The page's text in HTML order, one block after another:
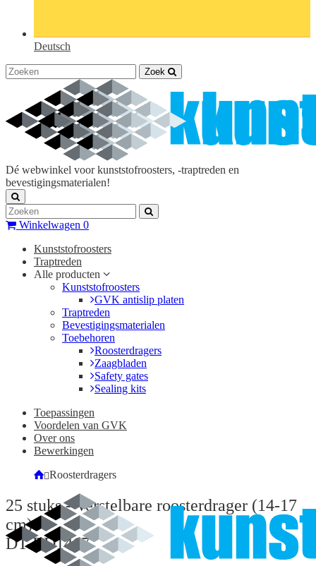
Deutsch
Zoek
Dé webwinkel voor kunststofroosters, -traptreden en
bevestigingsmaterialen!
Winkelwagen 0
Kunststofroosters
Traptreden
Alle producten
Kunststofroosters
GVK antislip platen
Traptreden
Bevestigingsmaterialen
Toebehoren
Roosterdragers
Zaagbladen
Safety gates
Sealing kits
Toepassingen
Voordelen van GVK
Over ons
Bewerkingen
Roosterdragers
25 stuks - Verstelbare roosterdrager (14-17
cm)
DT-RD1417